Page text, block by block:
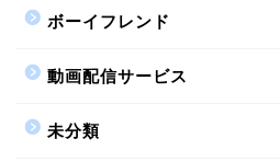
ボーイフレンド
動画配信サービス
未分類